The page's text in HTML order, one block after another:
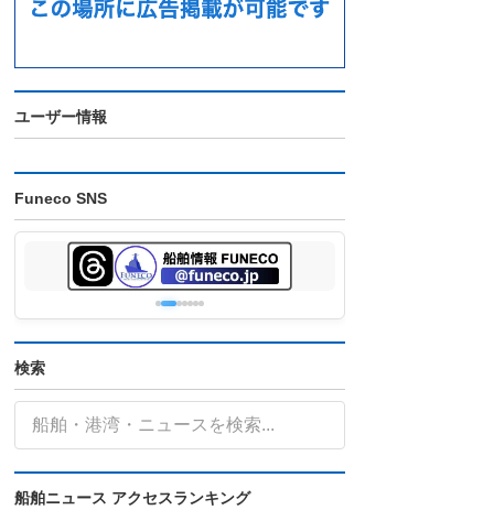
ユーザー情報
Funeco SNS
検索
船舶ニュース アクセスランキング